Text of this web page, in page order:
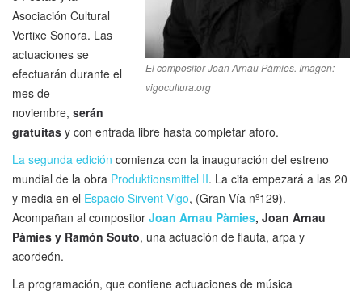
El compositor Joan Arnau Pàmies. Imagen:
vigocultura.org
Asociación Cultural
Vertixe Sonora. Las
actuaciones se
efectuarán durante el
mes de
noviembre, serán
gratuitas y con entrada libre hasta completar aforo.
La segunda edición comienza con la inauguración del estreno
mundial de la obra Produktionsmittel II. La cita empezará a las 20
y media en el Espacio Sirvent Vigo, (Gran Vía nº129).
Acompañan al compositor Joan Arnau Pàmies, Joan Arnau
Pàmies y Ramón Souto, una actuación de flauta, arpa y
acordeón.
La programación, que contiene actuaciones de música